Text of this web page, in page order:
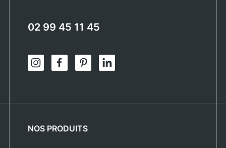
02 99 45 11 45
NOS PRODUITS